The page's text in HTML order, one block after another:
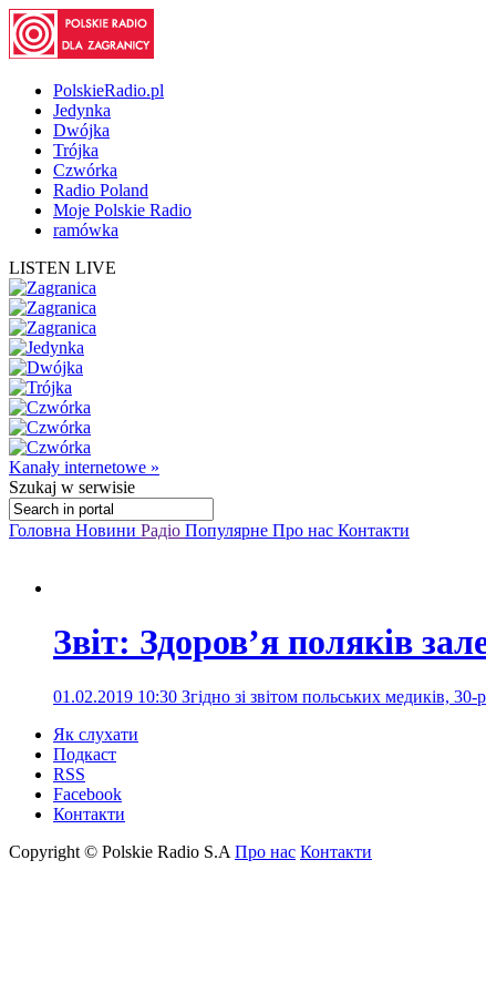
PolskieRadio.pl
Jedynka
Dwójka
Trójka
Czwórka
Radio Poland
Moje Polskie Radio
ramówka
LISTEN LIVE
Kanały internetowe »
Szukaj w serwisie
Головна Новини Радіо Популярне Про нас Контакти
Звіт: Здоров’я поляків
01.02.2019 10:30 Згідно зі звітом польських медиків,
Як слухати
Подкаст
RSS
Facebook
Контакти
Copyright © Polskie Radio S.A Про нас Контакти